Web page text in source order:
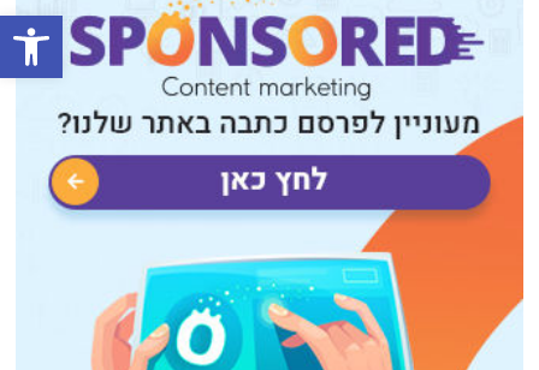
פתח